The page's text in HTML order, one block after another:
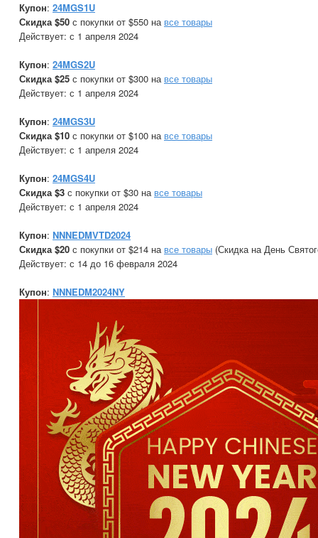
Купон: 24MGS1U
Скидка $50 с покупки от $550 на все товары
Действует: с 1 апреля 2024
Купон: 24MGS2U
Скидка $25 с покупки от $300 на все товары
Действует: с 1 апреля 2024
Купон: 24MGS3U
Скидка $10 с покупки от $100 на все товары
Действует: с 1 апреля 2024
Купон: 24MGS4U
Скидка $3 с покупки от $30 на все товары
Действует: с 1 апреля 2024
Купон: NNNEDMVTD2024
Скидка $20 с покупки от $214 на все товары (Скидка на День
Действует: с 14 до 16 февраля 2024
Купон: NNNEDM2024NY